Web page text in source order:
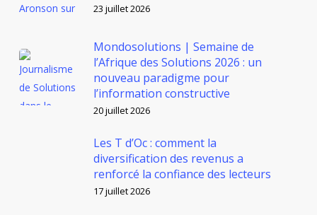
23 juillet 2026
Mondosolutions | Semaine de
l’Afrique des Solutions 2026 : un
nouveau paradigme pour
l’information constructive
20 juillet 2026
Les T d’Oc : comment la
diversification des revenus a
renforcé la confiance des lecteurs
17 juillet 2026